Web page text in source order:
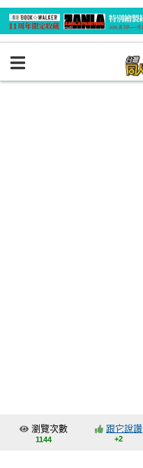
BOOKY書集倉庫
交流中心
瀏覽次數
1144
跟它說讚
+2